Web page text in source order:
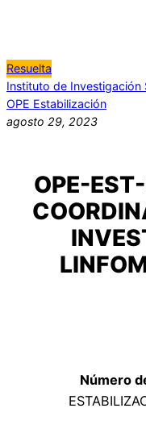
Resuelta
Instituto de Investigación
OPE Estabilización
agosto 29, 2023
OPE-
Número